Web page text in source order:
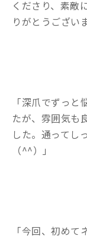
くださり、素敵
りがとうござい
「深爪でずっ
たが、雰囲気も
した。通ってし
（^^）」
「今回、初め